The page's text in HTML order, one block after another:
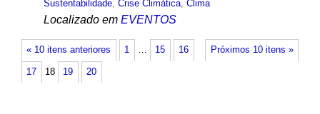
Sustentabilidade, Crise Climática, Clima
Localizado em EVENTOS
« 10 itens anteriores Próximos 10 itens »
1 … 15 16
17 18 19 20